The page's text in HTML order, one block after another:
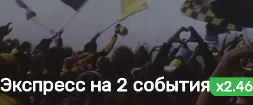
Экспресс на 2 события x2.46